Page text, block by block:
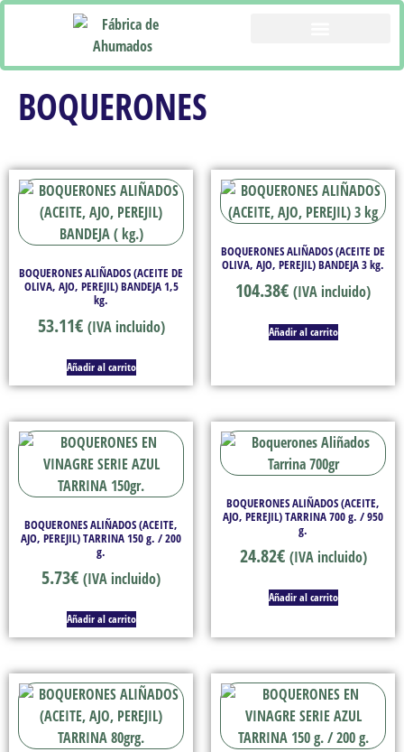
BOQUERONES
BOQUERONES ALIÑADOS (ACEITE DE
OLIVA, AJO, PEREJIL) BANDEJA 1,5
kg.
53.11€ (IVA incluido)
Añadir al carrito
BOQUERONES ALIÑADOS (ACEITE DE
OLIVA, AJO, PEREJIL) BANDEJA 3 kg.
104.38€ (IVA incluido)
Añadir al carrito
BOQUERONES ALIÑADOS (ACEITE,
AJO, PEREJIL) TARRINA 150 g. / 200
g.
5.73€ (IVA incluido)
Añadir al carrito
BOQUERONES ALIÑADOS (ACEITE,
AJO, PEREJIL) TARRINA 700 g. / 950
g.
24.82€ (IVA incluido)
Añadir al carrito